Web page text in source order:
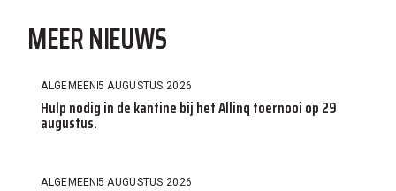
MEER NIEUWS
ALGEMEEN5 AUGUSTUS 2026
Hulp nodig in de kantine bij het Allinq toernooi op 29
augustus.
ALGEMEEN5 AUGUSTUS 2026